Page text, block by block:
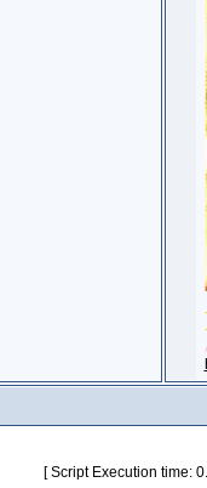
[ Script Execution time: